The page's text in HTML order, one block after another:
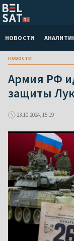
НОВОСТИ
новости
Армия РФ
защиты
23.10.2024, 15:19